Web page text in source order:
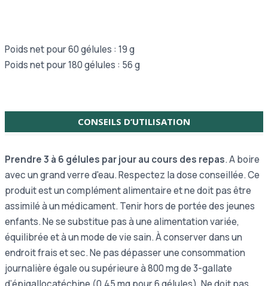
Poids net pour 60 gélules : 19 g
Poids net pour 180 gélules : 56 g
CONSEILS D’UTILISATION
Prendre 3 à 6 gélules par jour au cours des repas. A boire
avec un grand verre d'eau. Respectez la dose conseillée. Ce
produit est un complément alimentaire et ne doit pas être
assimilé à un médicament. Tenir hors de portée des jeunes
enfants. Ne se substitue pas à une alimentation variée,
équilibrée et à un mode de vie sain. À conserver dans un
endroit frais et sec. Ne pas dépasser une consommation
journalière égale ou supérieure à 800 mg de 3-gallate